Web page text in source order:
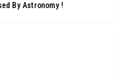
By Astronomy !